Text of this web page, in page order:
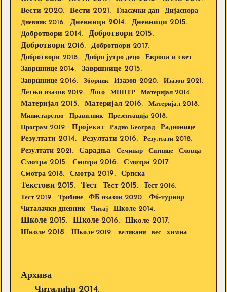
Вести 2020.
Вести 2021. Гласачки дан Дијаспора
Дневник 2016. Дневници 2014.
Дневници 2015.
Добротвори 2014.
Добротвори 2015.
Добротвори 2016.
Добротвори 2017.
Добротвори 2018.
Добро јутро децо Европа и свет
Завршнице 2014.
Завршнице 2015.
Завршнице 2016.
Зборник Изазов 2020.
Изазов 2021.
Летњи изазов 2019.
Лого МПНТР Материјал 2014.
Материјал 2015. Материјал 2016.
Материјал 2018.
Министарство
Правилник
Презентација 2018.
Програм 2019.
Пројекат Радио Београд
Радионице
Резултати 2014.
Резултати 2016. Резултати 2018.
Резултати 2021. Сарадња Семинар Ситнице Словца
Смотра 2015. Смотра 2016. Смотра 2017.
Смотра 2018. Смотра 2019. Српска
Текстови 2015. Тест Тест 2015.
Тест 2016.
Тест 2019.
Трибине ФБ изазов 2020.
Фб-турнир
Читалачки дневник
Читај Школе 2014.
Школе 2015. Школе 2016.
Школе 2017.
Школе 2018.
Школе 2019. великани вес химна
Архива
Читалићи 2014.